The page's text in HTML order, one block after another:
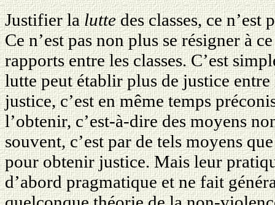
Justifier laluttedes classes, ce n’est
Ce n’est pas non plus se résigner à
rapports entre les classes. C’est
lutte peut établir plus de justice entre
justice, c’est en même temps
l’obtenir, c’est-à-dire des moyens
souvent, c’est par de tels moyens
pour obtenir justice. Mais leur
d’abord pragmatique et ne fait